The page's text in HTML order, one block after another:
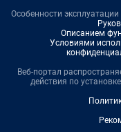
Особенности
Описанием
Условиями
Веб-портал
действия по